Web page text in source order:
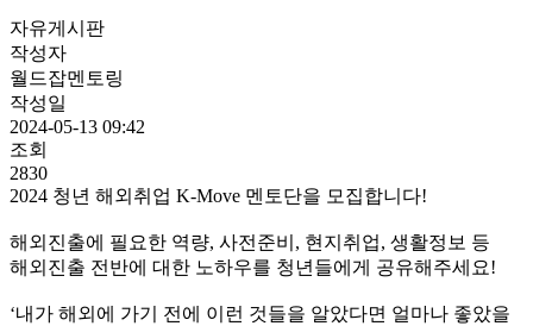
자유게시판
작성자
월드잡멘토링
작성일
2024-05-13 09:42
조회
2830
2024 청년 해외취업 K-Move 멘토단을 모집합니다!
해외진출에 필요한 역량, 사전준비, 현지취업, 생활정보 등
해외진출 전반에 대한 노하우를 청년들에게 공유해주세요!
‘내가 해외에 가기 전에 이런 것들을 알았다면 얼마나 좋았을